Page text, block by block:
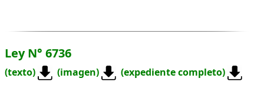
Ley N° 6736
(texto) (imagen)
(expediente completo)